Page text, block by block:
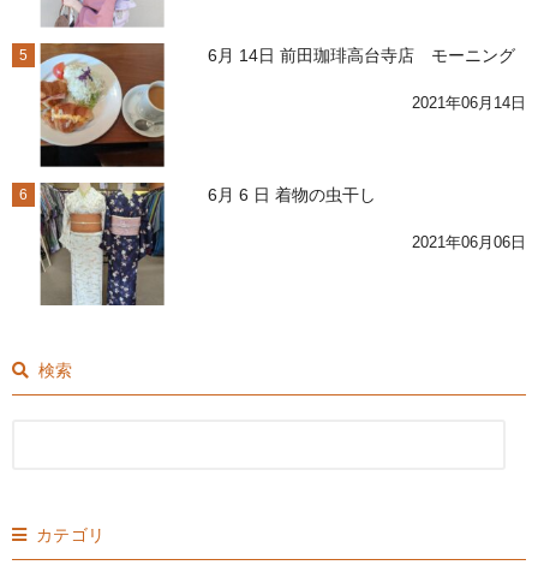
5 6月 14日 前田珈琲高台寺店 モーニング
2021年06月14日
6 6月 6 日 着物の虫干し
2021年06月06日
検索
カテゴリ